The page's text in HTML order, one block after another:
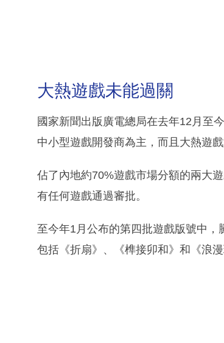
大熱遊戲未能過關
國家新聞出版廣電總局在去年12月至
中小型遊戲開發商為主，而且大熱遊
佔了內地約70%遊戲市場分額的兩大
有任何遊戲通過審批。
至今年1月公布的第四批遊戲版號中，
包括《折扇》、《榫接卯和》和《浪漫